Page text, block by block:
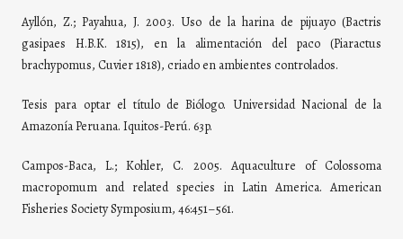
Ayllón, Z.; Payahua, J. 2003. Uso de la harina de pijuayo (Bactris
gasipaes H.B.K. 1815), en la alimentación del paco (Piaractus
brachypomus, Cuvier 1818), criado en ambientes controlados.
Tesis para optar el título de Biólogo. Universidad Nacional de la
Amazonía Peruana. Iquitos-Perú. 63p.
Campos-Baca, L.; Kohler, C. 2005. Aquaculture of Colossoma
macropomum and related species in Latin America. American
Fisheries Society Symposium, 46:451–561.